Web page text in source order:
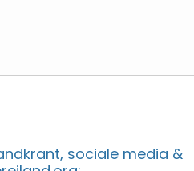
sociale media &